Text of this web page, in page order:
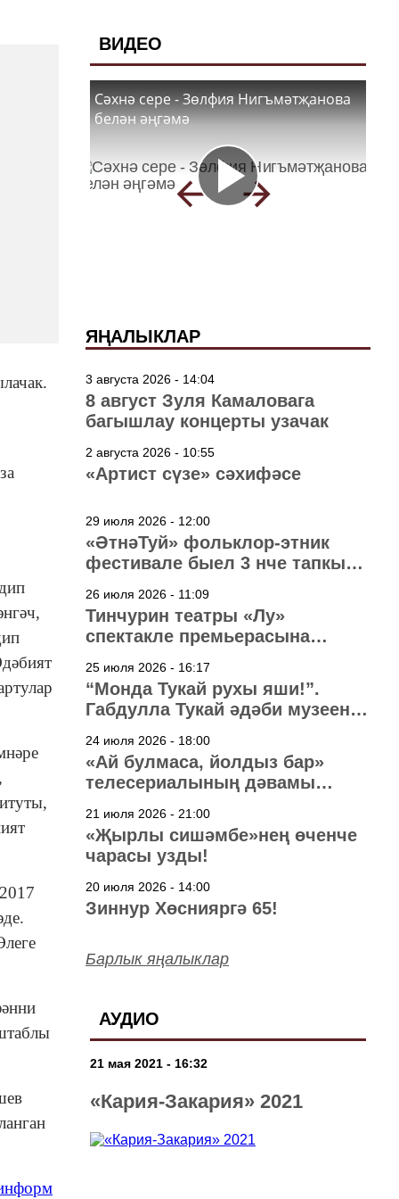
ВИДЕО
Сәхнә сере - Зөлфия Нигъмәтҗанова
белән әңгәмә
ЯҢАЛЫКЛАР
3 августа 2026 - 14:04
8 август Зуля Камаловага
багышлау концерты узачак
2 августа 2026 - 10:55
«Артист сүзе» сәхифәсе
29 июля 2026 - 12:00
«ӘтнәТуй» фольклор-этник
фестивале быел 3 нче тапкыр
26 июля 2026 - 11:09
Тинчурин театры «Лу»
спектакле премьерасына
25 июля 2026 - 16:17
“Монда Тукай рухы яши!”.
Габдулла Тукай әдәби музеена
24 июля 2026 - 18:00
«Ай булмаса, йолдыз бар»
телесериалының дәвамы
21 июля 2026 - 21:00
«Җырлы сишәмбе»нең өченче
чарасы узды!
20 июля 2026 - 14:00
Зиннур Хөснияргә 65!
Барлык яңалыклар
АУДИО
21 мая 2021 - 16:32
«Кария-Закария» 2021